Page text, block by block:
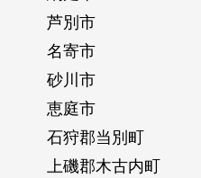
芦別市
名寄市
砂川市
恵庭市
石狩郡当別町
上磯郡木古内町